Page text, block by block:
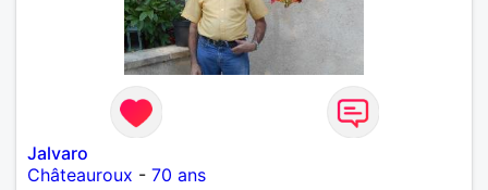
Jalvaro
Châteauroux - 70 ans